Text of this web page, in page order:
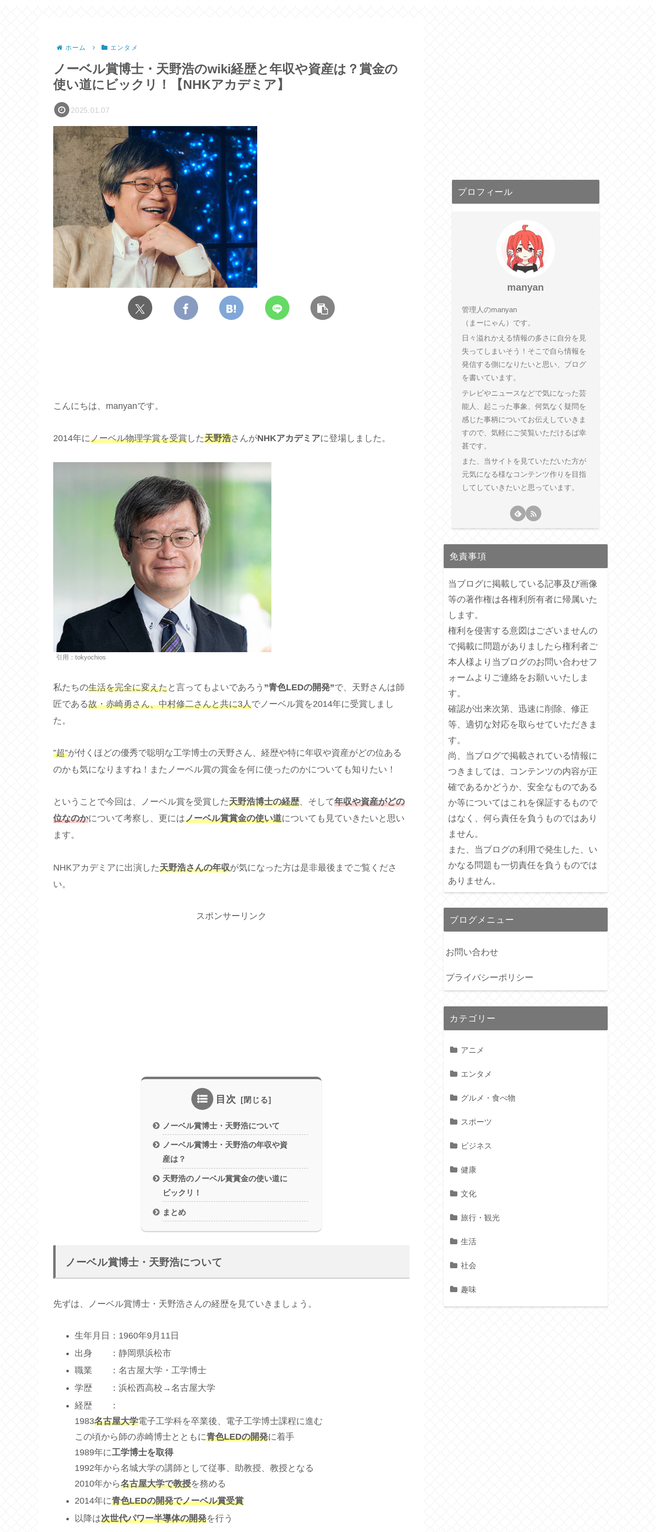
ホーム エンタメ
ノーベル賞博士・天野浩のwiki経歴と年収や資産は？賞金の
使い道にビックリ！【NHKアカデミア】
2025.01.07
こんにちは、manyanです。
2014年にノーベル物理学賞を受賞 した天野浩さんがNHKアカデミアに登場しました。
引用：tokyochios
私たちの生活を完全に変えたと言ってもよいであろう ”青色LEDの開発”で、天野さんは師
匠である故・赤崎勇さん、中村修二さんと共に3人でノーベル賞を2014年に受賞しまし
た。
”超”が付くほどの優秀で聡明な工学博士の天野さん、経歴や特に年収や資産がどの位ある
のかも気になりますね！またノーベル賞の賞金を何に使ったのかについても知りたい！
ということで今回は、ノーベル賞を受賞した天野浩博士の経歴、そして年収や資産がどの
位なのかについて考察し、更にはノーベル賞賞金の使い道についても見ていきたいと思い
ます。
NHKアカデミアに出演した天野浩さんの年収が気になった方は是非最後までご覧くださ
い。
スポンサーリンク
目次
ノーベル賞博士・天野浩について
ノーベル賞博士・天野浩の年収や資
産は？
天野浩のノーベル賞賞金の使い道に
ビックリ！
まとめ
ノーベル賞博士・天野浩について
先ずは、ノーベル賞博士・天野浩さんの経歴を見ていきましょう。
生年月日：1960年9月11日
出身 ：静岡県浜松市
職業 ：名古屋大学・工学博士
学歴 ：浜松西高校→名古屋大学
経歴 ：
1983名古屋大学電子工学科を卒業後、電子工学博士課程に進む
この頃から師の赤崎博士とともに青色LEDの開発に着手
1989年に工学博士を取得
1992年から名城大学の講師として従事、助教授、教授となる
2010年から名古屋大学で教授を務める
2014年に青色LEDの開発でノーベル賞受賞
以降は次世代パワー半導体の開発を行う
プロフィール
manyan
管理人のmanyan
（まーにゃん）です。
日々溢れかえる情報の多さに自分を見
失ってしまいそう！そこで自ら情報を
発信する側になりたいと思い、ブログ
を書いています。
テレビやニュースなどで気になった芸
能人、起こった事象、何気なく疑問を
感じた事柄についてお伝えしていきま
すので、気軽にご笑覧いただけるば幸
甚です。
また、当サイトを見ていただいた方が
元気になる様なコンテンツ作りを目指
してしていきたいと思っています。
免責事項
当ブログに掲載している記事及び画像
等の著作権は各権利所有者に帰属いた
します。
権利を侵害する意図はございませんの
で掲載に問題がありましたら権利者ご
本人様より当ブログのお問い合わせフ
ォームよりご連絡をお願いいたしま
す。
確認が出来次第、迅速に削除、修正
等、適切な対応を取らせていただきま
す。
尚、当ブログで掲載されている情報に
つきましては、コンテンツの内容が正
確であるかどうか、安全なものである
か等についてはこれを保証するもので
はなく、何ら責任を負うものではあり
ません。
また、当ブログの利用で発生した、い
かなる問題も一切責任を負うものでは
ありません。
ブログメニュー
お問い合わせ
プライバシーポリシー
カテゴリー
アニメ
エンタメ
グルメ・食べ物
スポーツ
ビジネス
健康
文化
旅行・観光
生活
社会
趣味